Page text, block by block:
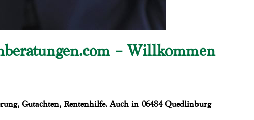
– Willkommen
Gutachten, Rentenhilfe. Auch in 06484 Quedlinburg